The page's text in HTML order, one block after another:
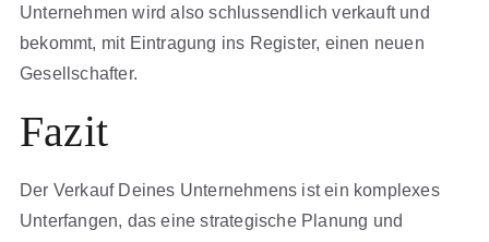
Unternehmen wird also schlussendlich verkauft und
bekommt, mit Eintragung ins Register, einen neuen
Gesellschafter.
Fazit
Der Verkauf Deines Unternehmens ist ein komplexes
Unterfangen, das eine strategische Planung und